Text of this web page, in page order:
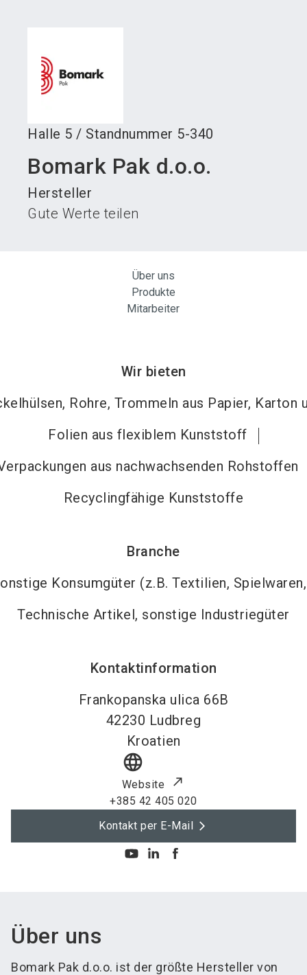
Halle 5 / Standnummer 5-340
Bomark Pak d.o.o.
Hersteller
Gute Werte teilen
Über uns
Produkte
Mitarbeiter
Wir bieten
Rohre, Trommeln aus Papier, Karton
Folien aus flexiblem Kunststoff
aus nachwachsenden Rohstoffen
Recyclingfähige Kunststoffe
Branche
Konsumgüter (z.B. Textilien,
Technische Artikel, sonstige Industriegüter
Kontaktinformation
Frankopanska ulica 66B
42230 Ludbreg
Kroatien
language
Website
+385 42 405 020
Kontakt per E-Mail
Über uns
Bomark Pak d.o.o. ist der größte Hersteller von